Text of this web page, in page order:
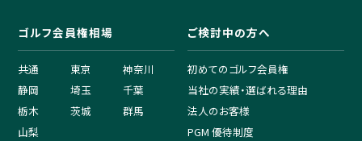
ゴルフ会員権相場
共通 東京
神奈川
静岡
埼玉
千葉
栃木
茨城
群馬
山梨
ご検討中の方へ
初めてのゴルフ会員権
当社の実績・選ばれる理由
法人のお客様
PGM 優待制度